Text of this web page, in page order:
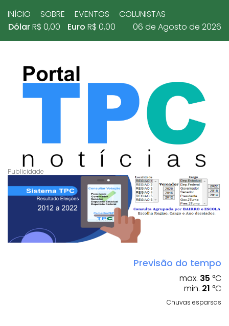
INÍCIO SOBRE EVENTOS
COLUNISTAS
DólarR$ 0,00 Euro R$ 0,00 06 de Agosto de 2026
Previsão do tempo
max. 35 °C
min. 21 °C
Chuvas esparsas